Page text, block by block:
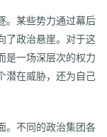
。某些势力通过幕后
了政治悬崖。对于这
是一场深层次的权力
潜在威胁，还为自己
。不同的政治集团各